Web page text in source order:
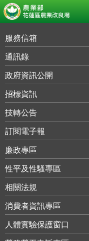
到
主
要
內
容
區
塊
回首頁
雙語詞彙
English
RSS
網站導覽
熱門：金柑園地 百合
服務信箱
通訊錄
政府資訊公開
招標資訊
技轉公告
訂閱電子報
廉政專區
性平及性騷專區
相關法規
消費者資訊專區
人體實驗保護窗口
農事小幫手
本場簡介
為民服務
環教e把抓
重大政策
出版品
研究成果